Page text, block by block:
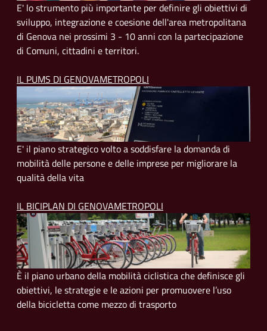
E' lo strumento più importante per definire gli obiettivi di
sviluppo, integrazione e coesione dell'area metropolitana
di Genova nei prossimi 3 - 10 anni con la partecipazione
di Comuni, cittadini e territori.
IL PUMS DI GENOVAMETROPOLI
E' il piano strategico volto a soddisfare la domanda di
mobilità delle persone e delle imprese per migliorare la
qualità della vita
IL BICIPLAN DI GENOVAMETROPOLI
È il piano urbano della mobilità ciclistica che definisce gli
obiettivi, le strategie e le azioni per promuovere l’uso
della bicicletta come mezzo di trasporto